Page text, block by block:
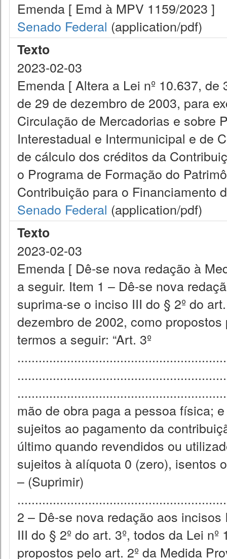
Emenda [ Emd à MPV 1159/2023 ]
Senado Federal (application/pdf)
Texto
2023-02-03
Emenda [ Altera a Lei nº 10.637,
de 29 de dezembro de 2003, para
Circulação de Mercadorias e sobre
Interestadual e Intermunicipal e de
de cálculo dos créditos da
o Programa de Formação do
Contribuição para o Financiamento
Senado Federal (application/pdf)
Texto
2023-02-03
Emenda [ Dê-se nova redação à
a seguir. Item 1 – Dê-se nova
suprima-se o inciso III do § 2º do
dezembro de 2002, como
termos a seguir: “Art. 3º
mão de obra paga a pessoa física;
sujeitos ao pagamento da
último quando revendidos ou
sujeitos à alíquota 0 (zero), isentos
– (Suprimir)
2 – Dê-se nova redação aos
III do § 2º do art. 3º, todos da Lei
propostos pelo art. 2º da Medida